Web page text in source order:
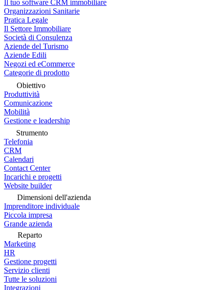
Il tuo software CRM immobiliare
Organizzazioni Sanitarie
Pratica Legale
Il Settore Immobiliare
Società di Consulenza
Aziende del Turismo
Aziende Edili
Negozi ed eCommerce
Categorie di prodotto
Obiettivo
Produttività
Comunicazione
Mobilità
Gestione e leadership
Strumento
Telefonia
CRM
Calendari
Contact Center
Incarichi e progetti
Website builder
Dimensioni dell'azienda
Imprenditore individuale
Piccola impresa
Grande azienda
Reparto
Marketing
HR
Gestione progetti
Servizio clienti
Tutte le soluzioni
Integrazioni